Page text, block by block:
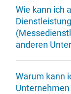
Wie kann ich
anderen
Warum kann